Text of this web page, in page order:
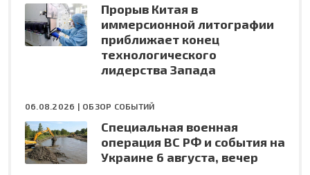
Прорыв Китая в
иммерсионной литографии
приближает конец
технологического
лидерства Запада
06.08.2026 | ОБЗОР СОБЫТИЙ
Специальная военная
операция ВС РФ и события на
Украине 6 августа, вечер